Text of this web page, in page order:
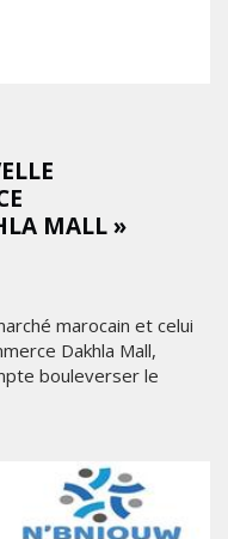
MALL »
marocain et celui
Dakhla Mall,
bouleverser le